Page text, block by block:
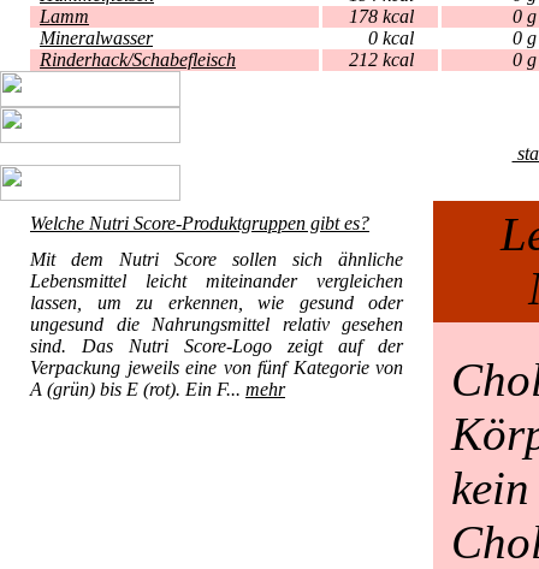
Lamm
178 kcal
Mineralwasser
0 kcal
Rinderhack/Schabefleisch
212 kcal
Welche Nutri Score-Produktgruppen gibt es?
Mit dem Nutri Score sollen sich ähnliche
Lebensmittel leicht miteinander vergleichen
lassen, um zu erkennen, wie gesund oder
ungesund die Nahrungsmittel relativ gesehen
sind. Das Nutri Score-Logo zeigt auf der
Verpackung jeweils eine von fünf Kategorie von
A (grün) bis E (rot). Ein F... mehr